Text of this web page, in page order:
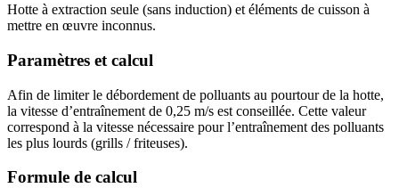
Hotte à extraction seule (sans induction) et éléments de cuisson à
mettre en œuvre inconnus.
Paramètres et calcul
Afin de limiter le débordement de polluants au pourtour de la hotte,
la vitesse d’entraînement de 0,25 m/s est conseillée. Cette valeur
correspond à la vitesse nécessaire pour l’entraînement des polluants
les plus lourds (grills / friteuses).
Formule de calcul